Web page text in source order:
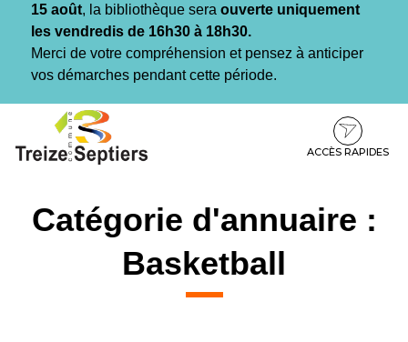
15 août, la bibliothèque sera ouverte uniquement
les vendredis de 16h30 à 18h30.
Merci de votre compréhension et pensez à anticiper
vos démarches pendant cette période.
contenu
pied
ACCÈS RAPIDES
Catégorie d'annuaire :
Basketball